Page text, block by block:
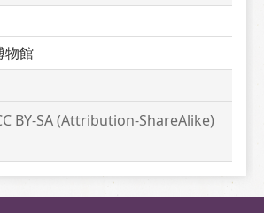
物館
BY-SA (Attribution-ShareAlike)